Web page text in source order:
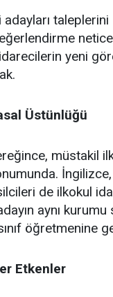
yeni
Üstünlüğü
müstakil
de ilkokul
aynı kurumu
öğretmenine
Etkenler